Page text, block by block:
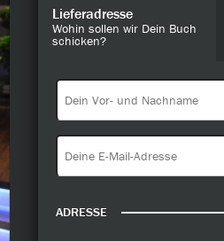
Lieferadresse
Wohin sollen wir Dein Buch
schicken?
ADRESSE